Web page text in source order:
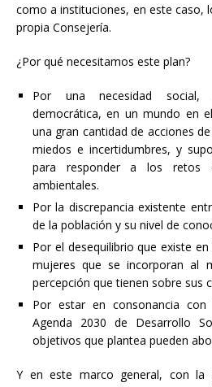
como a instituciones, en este caso,
propia Consejería.
¿Por qué necesitamos este plan?
Por una necesidad social,
democrática, en un mundo en
una gran cantidad de acciones
miedos e incertidumbres, y
para responder a los retos
ambientales.
Por la discrepancia existente
de la población y su nivel de
Por el desequilibrio que existe
mujeres que se incorporan al
percepción que tienen sobre sus
Por estar en consonancia
Agenda 2030 de Desarrollo
objetivos que plantea pueden
Y en este marco general, con la